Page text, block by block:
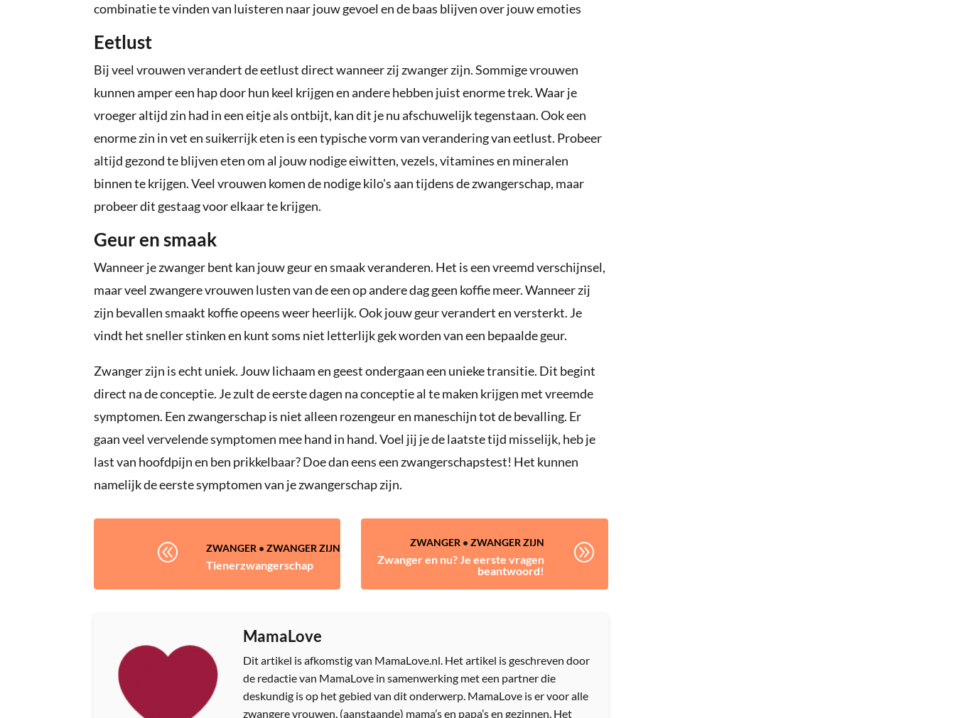
combinatie te vinden van luisteren naar jouw gevoel en de baas blijven over jouw emoties
Eetlust
Bij veel vrouwen verandert de eetlust direct wanneer zij zwanger zijn. Sommige vrouwen
kunnen amper een hap door hun keel krijgen en andere hebben juist enorme trek. Waar je
vroeger altijd zin had in een eitje als ontbijt, kan dit je nu afschuwelijk tegenstaan. Ook een
enorme zin in vet en suikerrijk eten is een typische vorm van verandering van eetlust. Probeer
altijd gezond te blijven eten om al jouw nodige eiwitten, vezels, vitamines en mineralen
binnen te krijgen. Veel vrouwen komen de nodige kilo's aan tijdens de zwangerschap, maar
probeer dit gestaag voor elkaar te krijgen.
Geur en smaak
Wanneer je zwanger bent kan jouw geur en smaak veranderen. Het is een vreemd verschijnsel,
maar veel zwangere vrouwen lusten van de een op andere dag geen koffie meer. Wanneer zij
zijn bevallen smaakt koffie opeens weer heerlijk. Ook jouw geur verandert en versterkt. Je
vindt het sneller stinken en kunt soms niet letterlijk gek worden van een bepaalde geur.
Zwanger zijn is echt uniek. Jouw lichaam en geest ondergaan een unieke transitie. Dit begint
direct na de conceptie. Je zult de eerste dagen na conceptie al te maken krijgen met vreemde
symptomen. Een zwangerschap is niet alleen rozengeur en maneschijn tot de bevalling. Er
gaan veel vervelende symptomen mee hand in hand. Voel jij je de laatste tijd misselijk, heb je
last van hoofdpijn en ben prikkelbaar? Doe dan eens een zwangerschapstest! Het kunnen
namelijk de eerste symptomen van je zwangerschap zijn.
@ ZWANGER •ZWANGER ZIJN
Tienerzwangerschap
ZWANGER • ZWANGER ZIJN
Zwanger en nu? Je eerste vragen
beantwoord!
A
MamaLove
Dit artikel is afkomstig van MamaLove.nl. Het artikel is geschreven door
de redactie van MamaLove in samenwerking met een partner die
deskundig is op het gebied van dit onderwerp. MamaLove is er voor alle
zwangere vrouwen, (aanstaande) mama’s en papa’s en gezinnen. Het